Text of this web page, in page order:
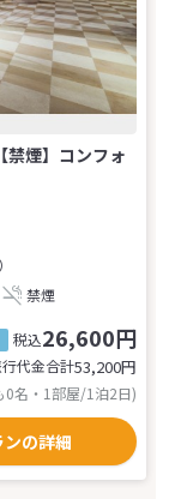
煙】コンフォ
禁煙
税込26,600円
代金合計53,200円
0名・1部屋/1泊2日)
ンの詳細